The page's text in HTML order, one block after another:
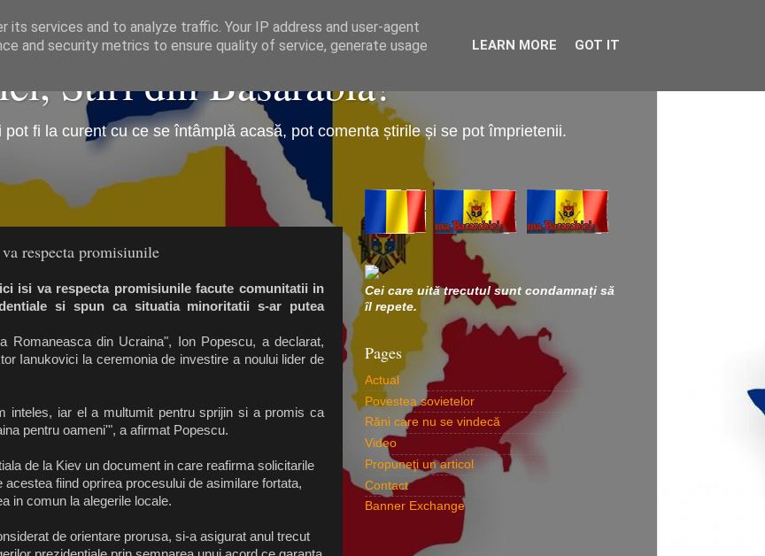
Stiri din Basarabia!
fi la curent cu ce se întâmplă acasă, pot comenta știrile și se pot împrietenii.
respecta promisiunile
isi va respecta promisiunile facute comunitatii in
si spun ca situatia minoritatii s-ar putea
Romaneasca din Ucraina", Ion Popescu, a declarat,
Ianukovici la ceremonia de investire a noului lider de
inteles, iar el a multumit pentru sprijin si a promis ca
pentru oameni'", a afirmat Popescu.
de la Kiev un document in care reafirma solicitarile
fiind oprirea procesului de asimilare fortata,
in comun la alegerile locale.
de orientare prorusa, si-a asigurat anul trecut
Cei care uită trecutul sunt condamnați să
îl repete.
Pages
Actual
Povestea sovietelor
Răni care nu se vindecă
Video
Propuneţi un articol
Contact
Banner Exchange
services and to analyze traffic. Your IP address and user-agent
and security metrics to ensure quality of service, generate usage
LEARN MORE GOT IT